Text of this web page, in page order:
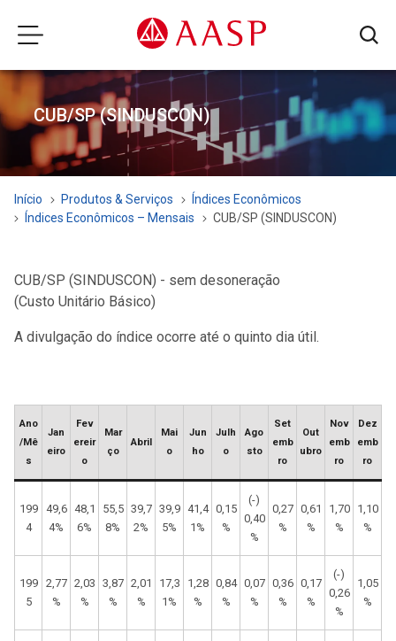
CUB/SP (SINDUSCON)
Início Produtos & Serviços
Índices Econômicos
Índices Econômicos – Mensais
CUB/SP (SINDUSCON)
CUB/SP (SINDUSCON) - sem desoneração
(Custo Unitário Básico)
A divulgação do índice ocorre até o quinto dia útil.
Ano
/Mê
s
Jan
eiro
Fev
ereir
o
Mar
ço
Abril
Mai
o
Jun
ho
Julh
o
Ago
sto
Set
emb
ro
Out
ubro
Nov
emb
ro
Dez
emb
ro
199
4
49,6
4%
48,1
6%
55,5
8%
39,7
2%
39,9
5%
41,4
1%
0,15
%
(-)
0,40
%
0,27
%
0,61
%
1,70
%
1,10
%
199
5
2,77
%
2,03
%
3,87
%
2,01
%
17,3
1%
1,28
%
0,84
%
0,07
%
0,36
%
0,17
%
(-)
0,26
%
1,05
%